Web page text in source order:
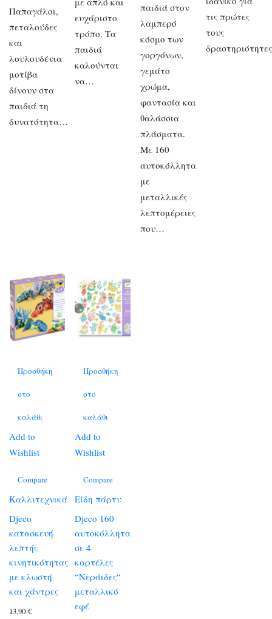
Παπαγάλοι,
πεταλούδες
και
λουλουδένια
μοτίβα
δίνουν στα
παιδιά τη
δυνατότητα…
ευχάριστο
τρόπο. Τα
παιδιά
καλούνται
να…
παιδιά στον
λαμπερό
κόσμο των
γοργόνων,
γεμάτο
χρώμα,
φαντασία και
θαλάσσια
πλάσματα.
Με 160
αυτοκόλλητα
με
μεταλλικές
λεπτομέρειες
που…
τις πρώτες
τους
Προσθήκη
στο
καλάθι
Add to
Wishlist
Compare
Καλλιτεχνικά
Djeco
κατασκευή
λεπτής
κινητικότητας
με κλωστή
και χάντρες
13,90 €
Προσθήκη
στο
καλάθι
Add to
Wishlist
Compare
Είδη πάρτυ
Djeco 160
αυτοκόλλητα
σε 4
καρτέλες
“Νεράιδες“
μεταλλικό
εφέ